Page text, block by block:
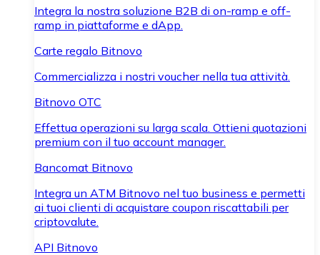
Integra la nostra soluzione B2B di on-ramp e off-
ramp in piattaforme e dApp.
Carte regalo Bitnovo
Commercializza i nostri voucher nella tua attività.
Bitnovo OTC
Effettua operazioni su larga scala. Ottieni quotazioni
premium con il tuo account manager.
Bancomat Bitnovo
Integra un ATM Bitnovo nel tuo business e permetti
ai tuoi clienti di acquistare coupon riscattabili per
criptovalute.
API Bitnovo